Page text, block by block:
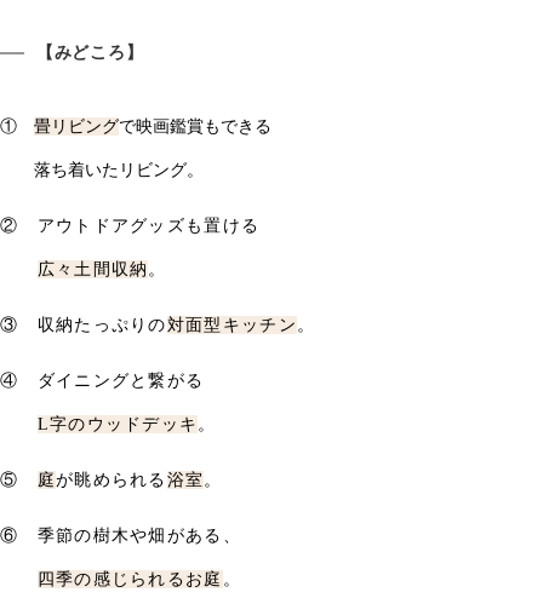
【みどころ】
① 畳リビングで映画鑑賞もできる
落ち着いたリビング。
② アウトドアグッズも置ける
広々土間収納 。
③ 収納たっぷりの対面型キッチン 。
④ ダイニングと繋がる
L字のウッドデッキ 。
⑤ 庭が眺められる 浴室 。
⑥ 季節の樹木や畑がある、
四季の感じられるお庭 。